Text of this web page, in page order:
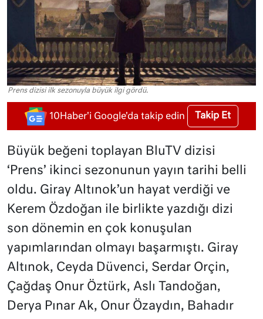
Prens dizisi ilk sezonuyla büyük ilgi gördü.
10Haber'i Google'da takip edin Takip Et
Büyük beğeni toplayan BluTV dizisi
‘Prens’ ikinci sezonunun yayın tarihi belli
oldu. Giray Altınok’un hayat verdiği ve
Kerem Özdoğan ile birlikte yazdığı dizi
son dönemin en çok konuşulan
yapımlarından olmayı başarmıştı. Giray
Altınok, Ceyda Düvenci, Serdar Orçin,
Çağdaş Onur Öztürk, Aslı Tandoğan,
Derya Pınar Ak, Onur Özaydın, Bahadır